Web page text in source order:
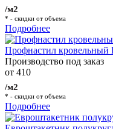
/м2
* - скидки от объема
Подробнее
Профнастил
Производство под заказ
от 410
/м2
* - скидки от объема
Подробнее